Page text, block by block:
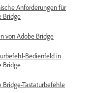
Anforderungen für
Bridge
von Adobe Bridge
Bedienfeld in
Bridge
Bridge-Tastaturbefehle